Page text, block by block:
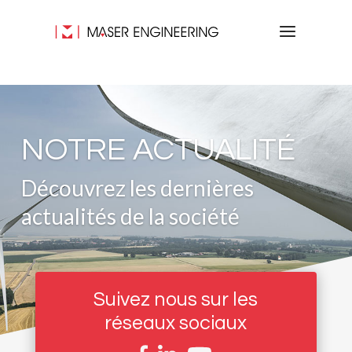
NOTRE ACTUALITÉ
Découvrez les dernières
actualités de la société
Suivez nous sur les
réseaux sociaux